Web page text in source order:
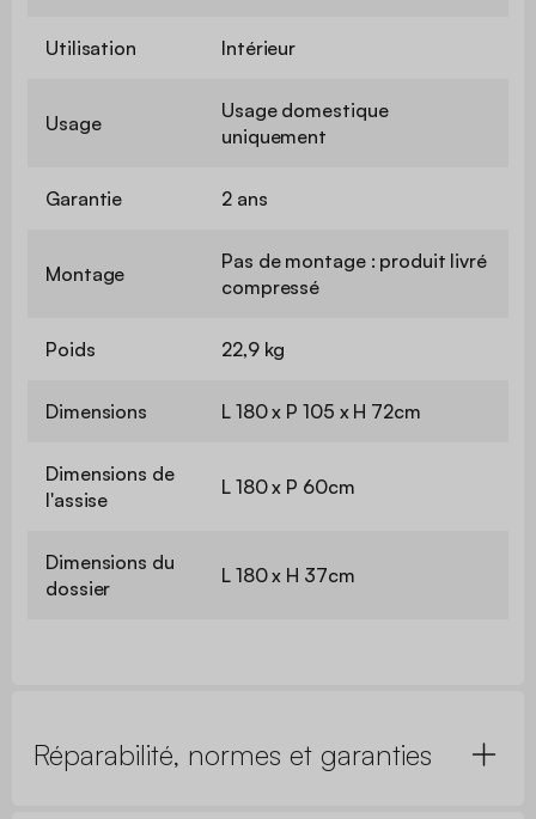
Utilisation Intérieur
Usage
Usage domestique
uniquement
Garantie 2 ans
Montage
Pas de montage : produit livré
compressé
Poids 22,9 kg
Dimensions L 180 x P 105 x H 72cm
Dimensions de
l'assise
L 180 x P 60cm
Dimensions du
dossier
L 180 x H 37cm
Réparabilité, normes et garanties